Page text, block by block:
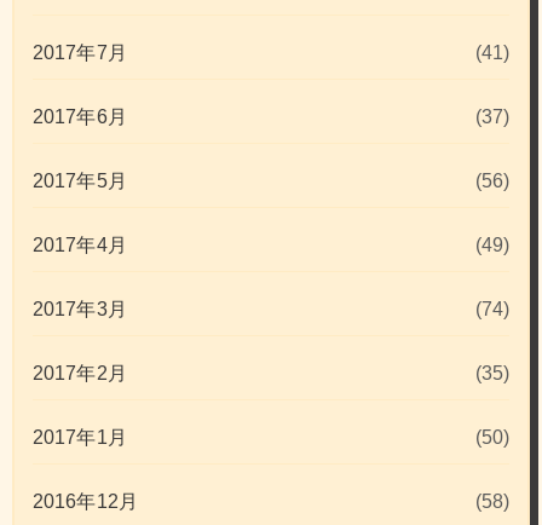
2017年7月 (41)
2017年6月 (37)
2017年5月 (56)
2017年4月 (49)
2017年3月 (74)
2017年2月 (35)
2017年1月 (50)
2016年12月 (58)